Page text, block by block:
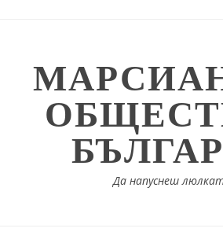
Да напуснеш